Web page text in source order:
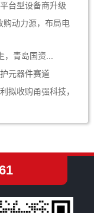
台型设备商升级
购动力源，布局电
，青岛国资...
元器件赛道
拟收购甬强科技，